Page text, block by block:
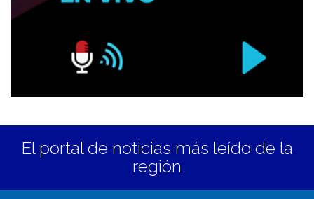
El portal de noticias más leído de la
región